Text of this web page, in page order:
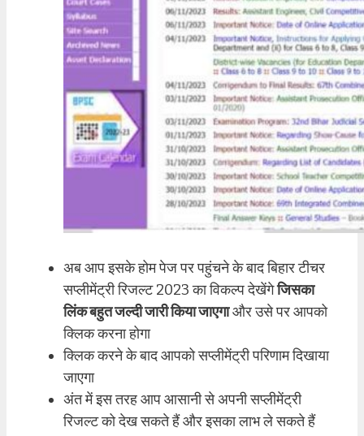
अब आप इसके होम पेज पर पहुंचने के बाद बिहार टीचर
सप्लीमेंट्री रिजल्ट 2023 का विकल्प देखेंगेजिसका
लिंक बहुत जल्दी जारी किया जाएगाऔर उसे पर आपको
क्लिक करना होगा
क्लिक करने के बाद आपको सप्लीमेंट्री परिणाम दिखाया
जाएगा
अंत में इस तरह आप आसानी से अपनी सप्लीमेंट्री
रिजल्ट को देख सकते हैं और इसका लाभ ले सकते हैं